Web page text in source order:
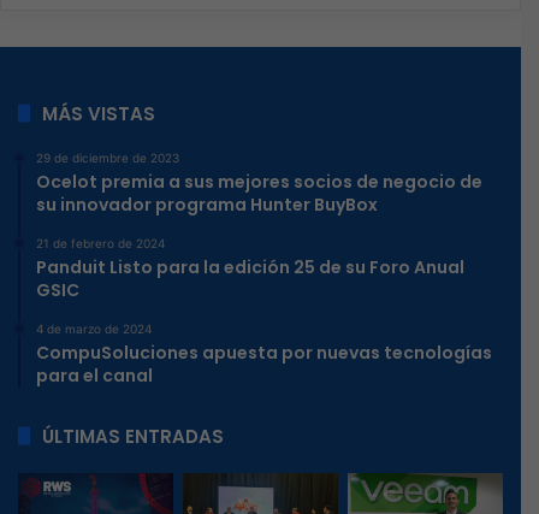
MÁS VISTAS
29 de diciembre de 2023
Ocelot premia a sus mejores socios de negocio de
su innovador programa Hunter BuyBox
21 de febrero de 2024
Panduit Listo para la edición 25 de su Foro Anual
GSIC
4 de marzo de 2024
CompuSoluciones apuesta por nuevas tecnologías
para el canal
ÚLTIMAS ENTRADAS